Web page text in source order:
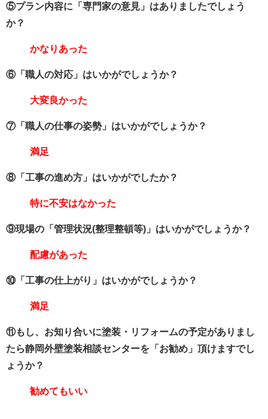
⑤プラン内容に「専門家の意見」はありましたでしょう
か？
かなりあった
⑥「職人の対応」はいかがでしょうか？
大変良かった
⑦「職人の仕事の姿勢」はいかがでしょうか？
満足
⑧「工事の進め方」はいかがでしたか？
特に不安はなかった
⑨現場の「管理状況(整理整頓等)」はいかがでしょうか？
配慮があった
⑩「工事の仕上がり」はいかがでしょうか？
満足
⑪もし、お知り合いに塗装・リフォームの予定がありまし
たら静岡外壁塗装相談センターを「お勧め」頂けますでし
ょうか？
勧めてもいい